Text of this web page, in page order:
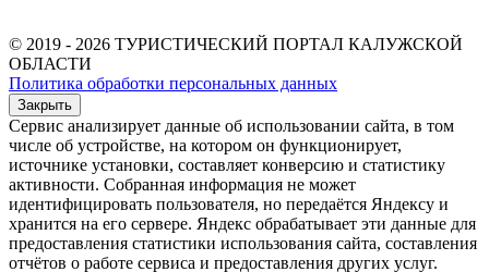
© 2019 - 2026 ТУРИСТИЧЕСКИЙ ПОРТАЛ КАЛУЖСКОЙ
ОБЛАСТИ
Политика обработки персональных данных
Закрыть
Сервис анализирует данные об использовании сайта, в том
числе об устройстве, на котором он функционирует,
источнике установки, составляет конверсию и статистику
активности. Собранная информация не может
идентифицировать пользователя, но передаётся Яндексу и
хранится на его сервере. Яндекс обрабатывает эти данные для
предоставления статистики использования сайта, составления
отчётов о работе сервиса и предоставления других услуг.